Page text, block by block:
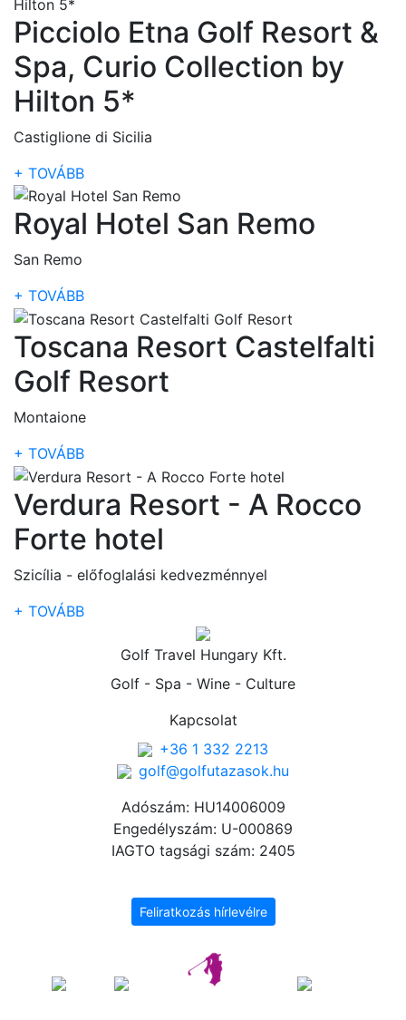
Picciolo Etna Golf Resort &
Spa, Curio Collection by
Hilton 5*
Castiglione di Sicilia
+ TOVÁBB
Royal Hotel San Remo
San Remo
+ TOVÁBB
Toscana Resort Castelfalti
Golf Resort
Montaione
+ TOVÁBB
Verdura Resort - A Rocco
Forte hotel
Szicília - előfoglalási kedvezménnyel
+ TOVÁBB
Golf Travel Hungary Kft.
Golf - Spa - Wine - Culture
Kapcsolat
+36 1 332 2213
golf@golfutazasok.hu
Adószám: HU14006009
Engedélyszám: U-000869
IAGTO tagsági szám: 2405
Feliratkozás hírlevélre